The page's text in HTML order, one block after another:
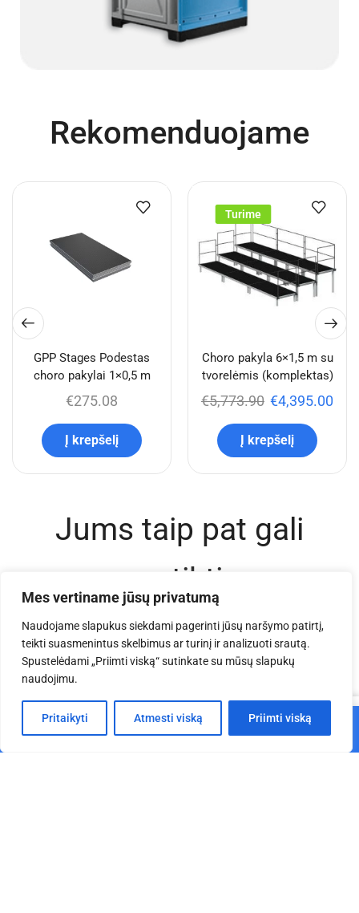
Mes vertiname jūsų privatumą
Naudojame slapukus siekdami pagerinti jūsų naršymo patirtį,
teikti suasmenintus skelbimus ar turinį ir analizuoti srautą.
Spustelėdami „Priimti viską“ sutinkate su mūsų slapukų
naudojimu.
Pritaikyti Atmesti viską Priimti viską
Rekomenduojame
GPP Stages Podestas
choro pakylai 1×0,5 m
€275.08
Į krepšelį
Turime
Choro pakyla 6×1,5 m su
tvorelėmis (komplektas)
€5,773.90 €4,395.00
Į krepšelį
Jums taip pat gali
patikti
Į krepšelį
Pagrindinis Parduotuvė Krepšelis Paskyra